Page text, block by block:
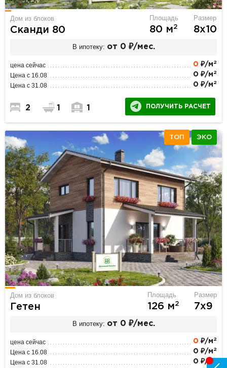
Дом из блоков
Сканди 80
Площадь
80 м2
Размер
8х10
В ипотеку: от 0 ₽/мес.
цена сейчас 0 ₽/м 2
Цена с 16.08 0 ₽/м 2
Цена с 31.08 0 ₽/м 2
2 1 1 ПОЛУЧИТЬ РАСЧЕТ
ТОП ЭКО
Дом из блоков
Гетен
Площадь
126 м2
Размер
7х9
В ипотеку: от 0 ₽/мес.
цена сейчас 0 ₽/м 2
Цена с 16.08 0 ₽/м 2
Цена с 31.08 0 ₽/м2